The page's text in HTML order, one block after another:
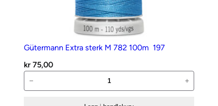
Gütermann Extra sterk M 782 100m  197
kr 75,00
Extra
− +